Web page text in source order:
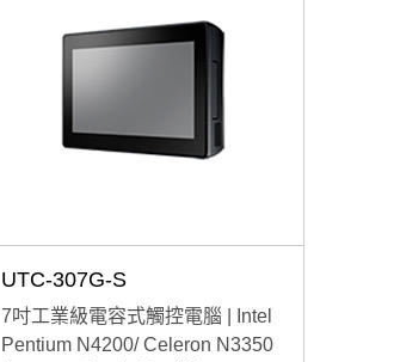
UTC-307G-S
7吋工業級電容式觸控電腦 | Intel
Pentium N4200/ Celeron N3350